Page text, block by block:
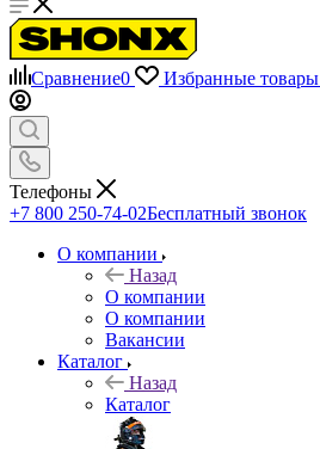
Сравнение0 Избранные товары
Телефоны
+7 800 250-74-02Бесплатный звонок
О компании
Назад
О компании
О компании
Вакансии
Каталог
Назад
Каталог